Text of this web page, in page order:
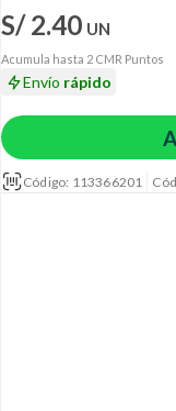
S/ 2.40 UN
Acumula hasta 2 CMR Puntos
Envío rápido
Código: 113366201